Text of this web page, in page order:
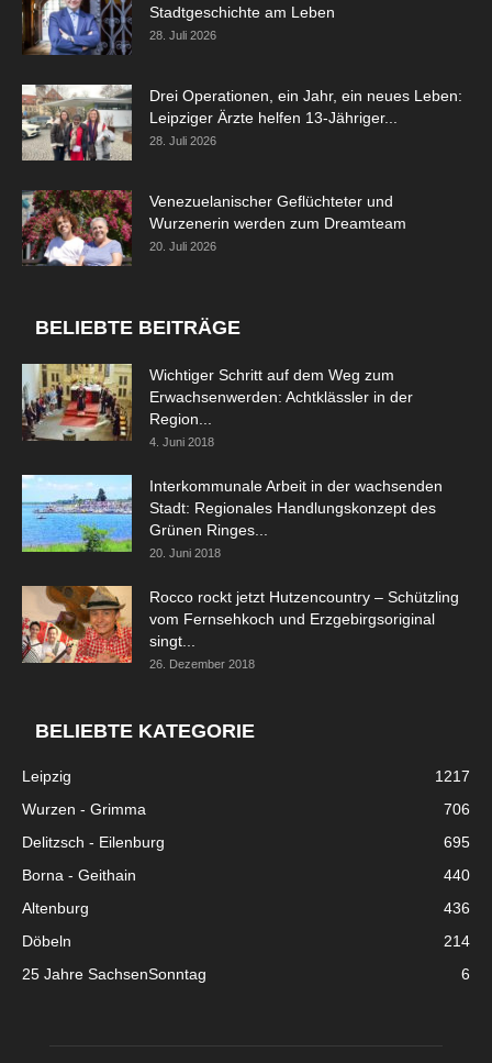
Stadtgeschichte am Leben
28. Juli 2026
Drei Operationen, ein Jahr, ein neues Leben:
Leipziger Ärzte helfen 13-Jähriger...
28. Juli 2026
Venezuelanischer Geflüchteter und
Wurzenerin werden zum Dreamteam
20. Juli 2026
BELIEBTE BEITRÄGE
Wichtiger Schritt auf dem Weg zum
Erwachsenwerden: Achtklässler in der
Region...
4. Juni 2018
Interkommunale Arbeit in der wachsenden
Stadt: Regionales Handlungskonzept des
Grünen Ringes...
20. Juni 2018
Rocco rockt jetzt Hutzencountry – Schützling
vom Fernsehkoch und Erzgebirgsoriginal
singt...
26. Dezember 2018
BELIEBTE KATEGORIE
Leipzig
1217
Wurzen - Grimma
706
Delitzsch - Eilenburg
695
Borna - Geithain
440
Altenburg
436
Döbeln
214
25 Jahre SachsenSonntag
6